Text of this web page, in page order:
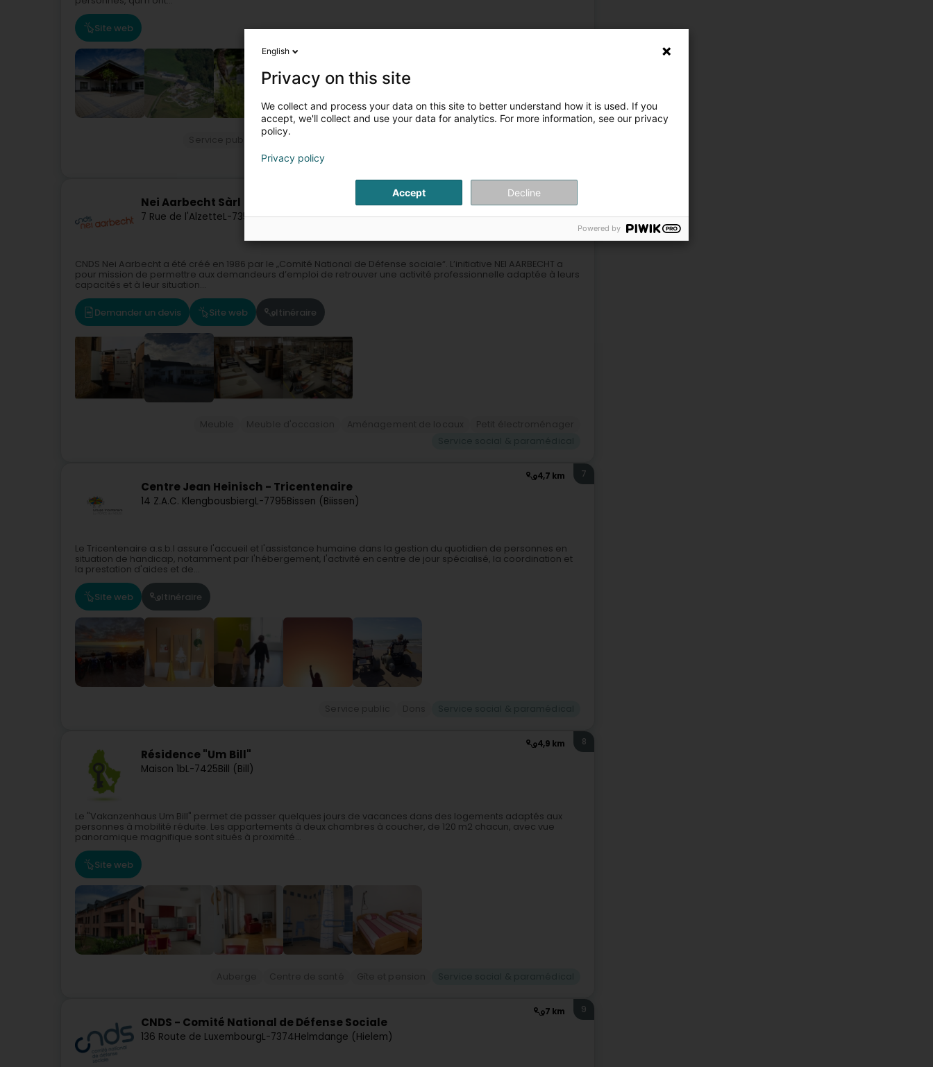
Site web
Association sans but lucratif
6,8 km
Nei Aarbecht Sàrl
7 Rue de l'AlzetteL-7351Helmdange (Hielem)
CNDS Nei Aarbecht a été créé en 1986 par le „Comité National de Défense sociale“. L’initiative NEI AARBECHT a
pour mission de permettre aux demandeurs d’emploi de retrouver une activité professionnelle adaptée à leurs
capacités et à leur situation...
Demander un devis Site web Itinéraire
4,7 km
Centre Jean Heinisch - Tricentenaire
14 Z.A.C. KlengbousbiergL-7795Bissen (Biissen)
7
Le Tricentenaire a.s.b.l assure l'accueil et l'assistance humaine dans la gestion du quotidien de personnes en
situation de handicap, notamment par l'hébergement, l'activité en centre de jour spécialisé, la coordination et
la prestation d'aides et de...
Site web Itinéraire
4,9 km
Résidence "Um Bill"
Maison 1bL-7425Bill (Bill)
8
Le "Vakanzenhaus Um Bill" permet de passer quelques jours de vacances dans des logements adaptés aux
personnes à mobilité réduite. Les appartements à deux chambres à coucher, de 120 m2 chacun, avec vue
panoramique magnifique sont situés à proximité...
Site web
7 km
CNDS - Comité National de Défense Sociale
136 Route de LuxembourgL-7374Helmdange (Hielem)
9
English
Privacy on this site
We collect and process your data on this site to better understand how it is used. If you
accept, we'll collect and use your data for analytics. For more information, see our privacy
policy.
Privacy policy
Accept Decline
Powered by